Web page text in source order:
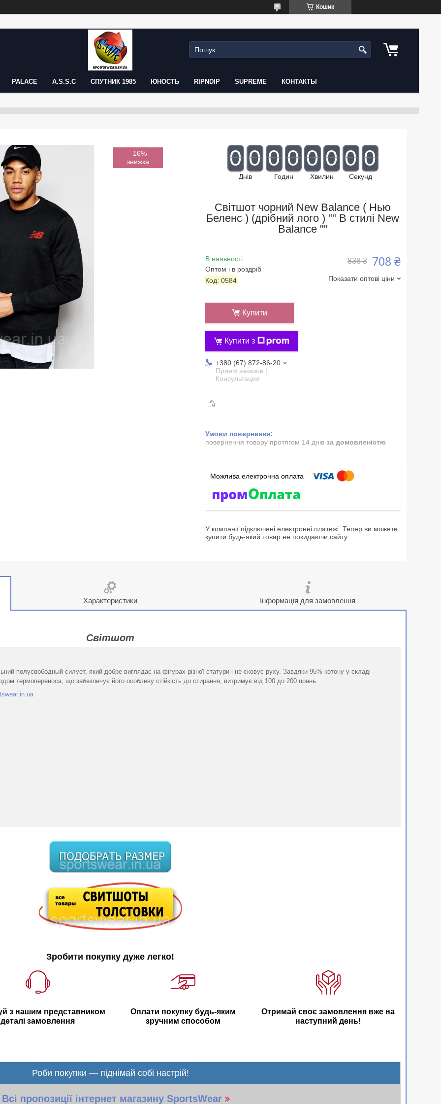
Кошик
PALACE A.S.S.C СПУТНИК 1985 ЮНОСТЬ RIPNDIP SUPREME КОНТАКТЫ
–16% 0 0
Днів
0 0
Годин
0 0
Хвилин
0 0
Секунд
Світшот чорний New Balance ( Нью
Беленс ) (дрібний лого ) "" В стилі New
Balance ""
В наявності
Оптом і в роздріб
Код: 0584
838 ₴ 708 ₴
Показати оптові ціни
Купити
Купити з
+380 (67) 872-86-20
Прием заказов |
Консультация
повернення товару протягом 14 днів за домовленістю
У компанії підключені електронні платежі. Тепер ви можете
купити будь-який товар не покидаючи сайту.
Характеристики Інформація для замовлення
Світшот
полусвободный силует, який добре виглядає на фігурах різної статури і не сковує руху. Завдяки 95% котону у складі
термопереноса, що забезпечує його особливу стійкість до стирання, витримує від 100 до 200 прань.
Зробити покупку дуже легко!
з нашим представником
деталі замовлення
Оплати покупку будь-яким
зручним способом
Отримай своє замовлення вже на
наступний день!
Роби покупки — піднімай собі настрій!
Всі пропозиції інтернет магазину SportsWear